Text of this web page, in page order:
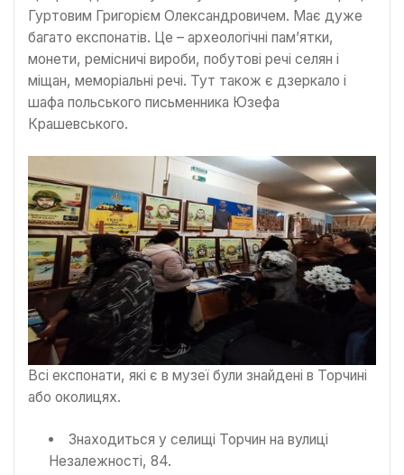
Гуртовим Григорієм Олександровичем. Має дуже
багато експонатів. Це – археологічні пам’ятки,
монети, ремісничі вироби, побутові речі селян і
міщан, меморіальні речі. Тут також є дзеркало і
шафа польського письменника Юзефа
Крашевського.
Всі експонати, які є в музеї були знайдені в Торчині
або околицях.
Знаходиться у селищі Торчин на вулиці
Незалежності, 84.